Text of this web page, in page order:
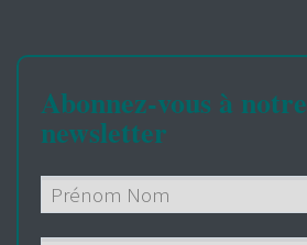
Abonnez-vous à notre
newsletter